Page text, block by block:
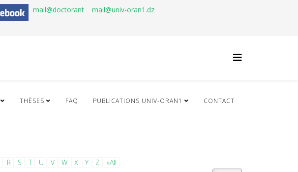
mail@doctorant mail@univ-oran1.dz
THÈSES FAQ PUBLICATIONS UNIV-ORAN1 CONTACT
R S T U V W X Y Z
»All